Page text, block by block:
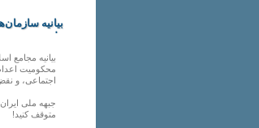
بیانیه
ملی
بیانیه مجامع
محکومیت
اجتماعی، و
جبهه ملی
متوقف کنید!